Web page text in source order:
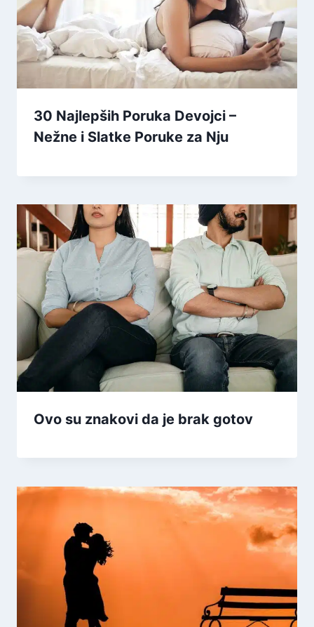
30 Najlepših Poruka Devojci –
Nežne i Slatke Poruke za Nju
Ovo su znakovi da je brak gotov